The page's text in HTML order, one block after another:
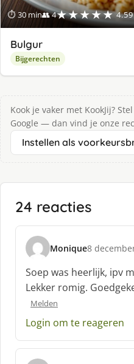
⏱ 30 min👥 4★★★★★
Bulgur
Bijgerechten
Kook je vaker met KookJij?
Google — dan vind je onze
Instellen als
24 reacties
Monique
s
c
h
r
e
:
8
Soep was heerlijk, ipv
Lekker romig.
Melden
Login om te reageren